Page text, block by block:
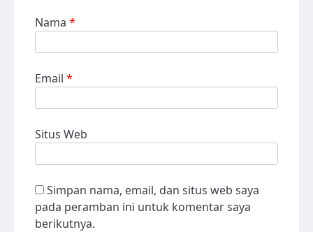
Nama *
Email *
Situs Web
Simpan nama, email, dan situs web saya
pada peramban ini untuk komentar saya
berikutnya.